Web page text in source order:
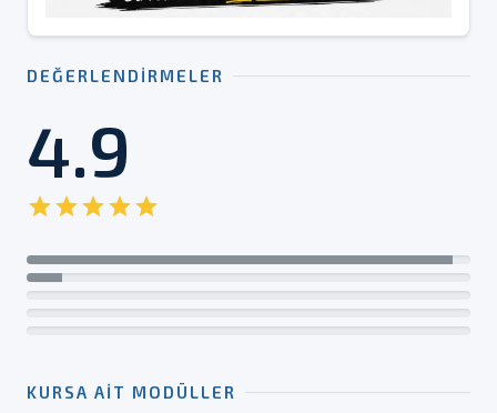
DEĞERLENDIRMELER
4.9
starstarstarstarstar
KURSA AIT MODÜLLER